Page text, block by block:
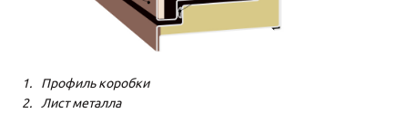
Профиль коробки
Лист металла